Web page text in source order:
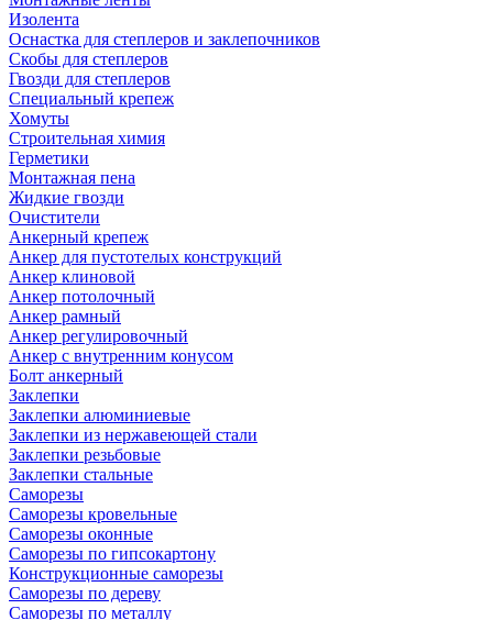
Изолента
Оснастка для степлеров и заклепочников
Скобы для степлеров
Гвозди для степлеров
Специальный крепеж
Хомуты
Строительная химия
Герметики
Монтажная пена
Жидкие гвозди
Очистители
Анкерный крепеж
Анкер для пустотелых конструкций
Анкер клиновой
Анкер потолочный
Анкер рамный
Анкер регулировочный
Анкер с внутренним конусом
Болт анкерный
Заклепки
Заклепки алюминиевые
Заклепки из нержавеющей стали
Заклепки резьбовые
Заклепки стальные
Саморезы
Саморезы кровельные
Саморезы оконные
Саморезы по гипсокартону
Конструкционные саморезы
Саморезы по дереву
Саморезы по металлу